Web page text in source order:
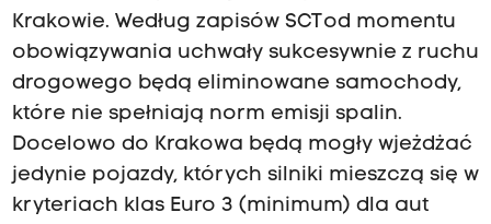
Krakowie. Według zapisów SCT od momentu
obowiązywania uchwały sukcesywnie z ruchu
drogowego będą eliminowane samochody,
które nie spełniają norm emisji spalin.
Docelowo do Krakowa będą mogły wjeżdżać
jedynie pojazdy, których silniki mieszczą się w
kryteriach klas Euro 3 (minimum) dla aut